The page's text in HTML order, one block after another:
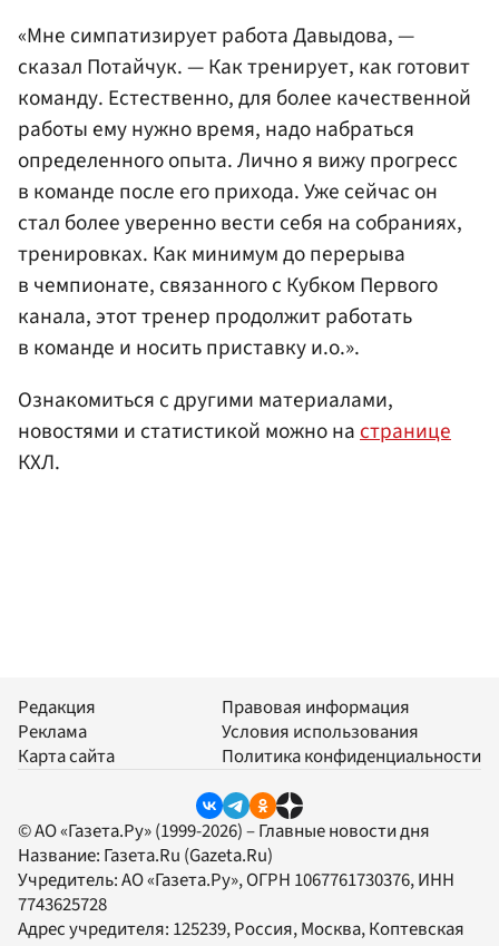
«Мне симпатизирует работа Давыдова, —
сказал Потайчук. — Как тренирует, как готовит
команду. Естественно, для более качественной
работы ему нужно время, надо набраться
определенного опыта. Лично я вижу прогресс
в команде после его прихода. Уже сейчас он
стал более уверенно вести себя на собраниях,
тренировках. Как минимум до перерыва
в чемпионате, связанного с Кубком Первого
канала, этот тренер продолжит работать
в команде и носить приставку и.о.».
Ознакомиться с другими материалами,
новостями и статистикой можно настранице
КХЛ.
Редакция
Реклама
Карта сайта
Правовая информация
Условия использования
Политика конфиденциальности
© АО «Газета.Ру» (1999-2026) – Главные новости дня
Название: Газета.Ru (Gazeta.Ru)
Учредитель:АО «Газета.Ру», ОГРН 1067761730376, ИНН
7743625728
Адрес учредителя: 125239, Россия, Москва, Коптевская